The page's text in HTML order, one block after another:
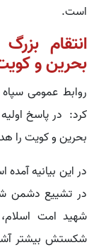
است.
بحرین و
روابط عمومی سپاه
بحرین و کویت را
در این بیانیه
در تشییع دشمن
شهید امت اسلام،
شکستش بیشتر